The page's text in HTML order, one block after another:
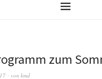
zum
von kmd